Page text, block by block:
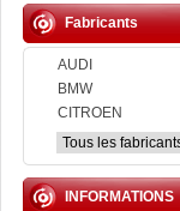
Fabricants
AUDI
BMW
CITROEN
INFORMATIONS